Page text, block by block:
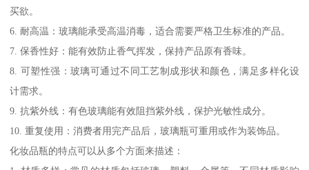
买欲。
6. 耐高温：玻璃能承受高温消毒，适合需要严格卫生标准的产品。
7. 保香性好：能有效防止香气挥发，保持产品原有香味。
8. 可塑性强：玻璃可通过不同工艺制成形状和颜色，满足多样化设
计需求。
9. 抗紫外线：有色玻璃能有效阻挡紫外线，保护光敏性成分。
10. 重复使用：消费者用完产品后，玻璃瓶可重用或作为装饰品。
化妆品瓶的特点可以从多个方面来描述：